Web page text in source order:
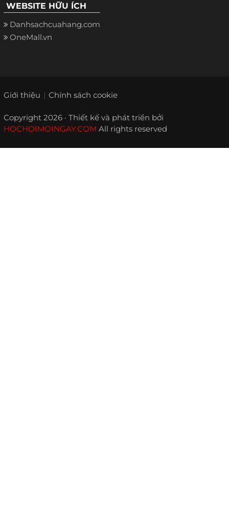
WEBSITE HỮU ÍCH
Danhsachcuahang.com
OneMall.vn
Giới thiệu Chính sách cookie
Copyright 2026 · Thiết kế và phát triển bởi
HOCHOIMOINGAY.COM All rights reserved